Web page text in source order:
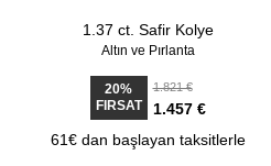
1.37 ct. Safir Kolye
Altın ve Pırlanta
20%
FIRSAT
1.821 €
1.457 €
61€ dan başlayan taksitlerle